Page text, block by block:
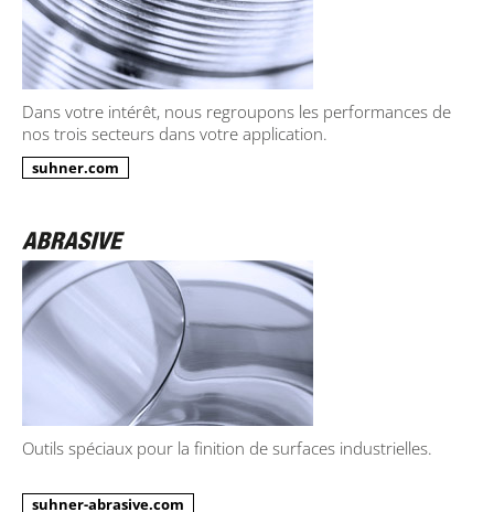
Dans votre intérêt, nous regroupons les performances de
nos trois secteurs dans votre application.
suhner.com
Outils spéciaux pour la finition de surfaces industrielles.
suhner-abrasive.com